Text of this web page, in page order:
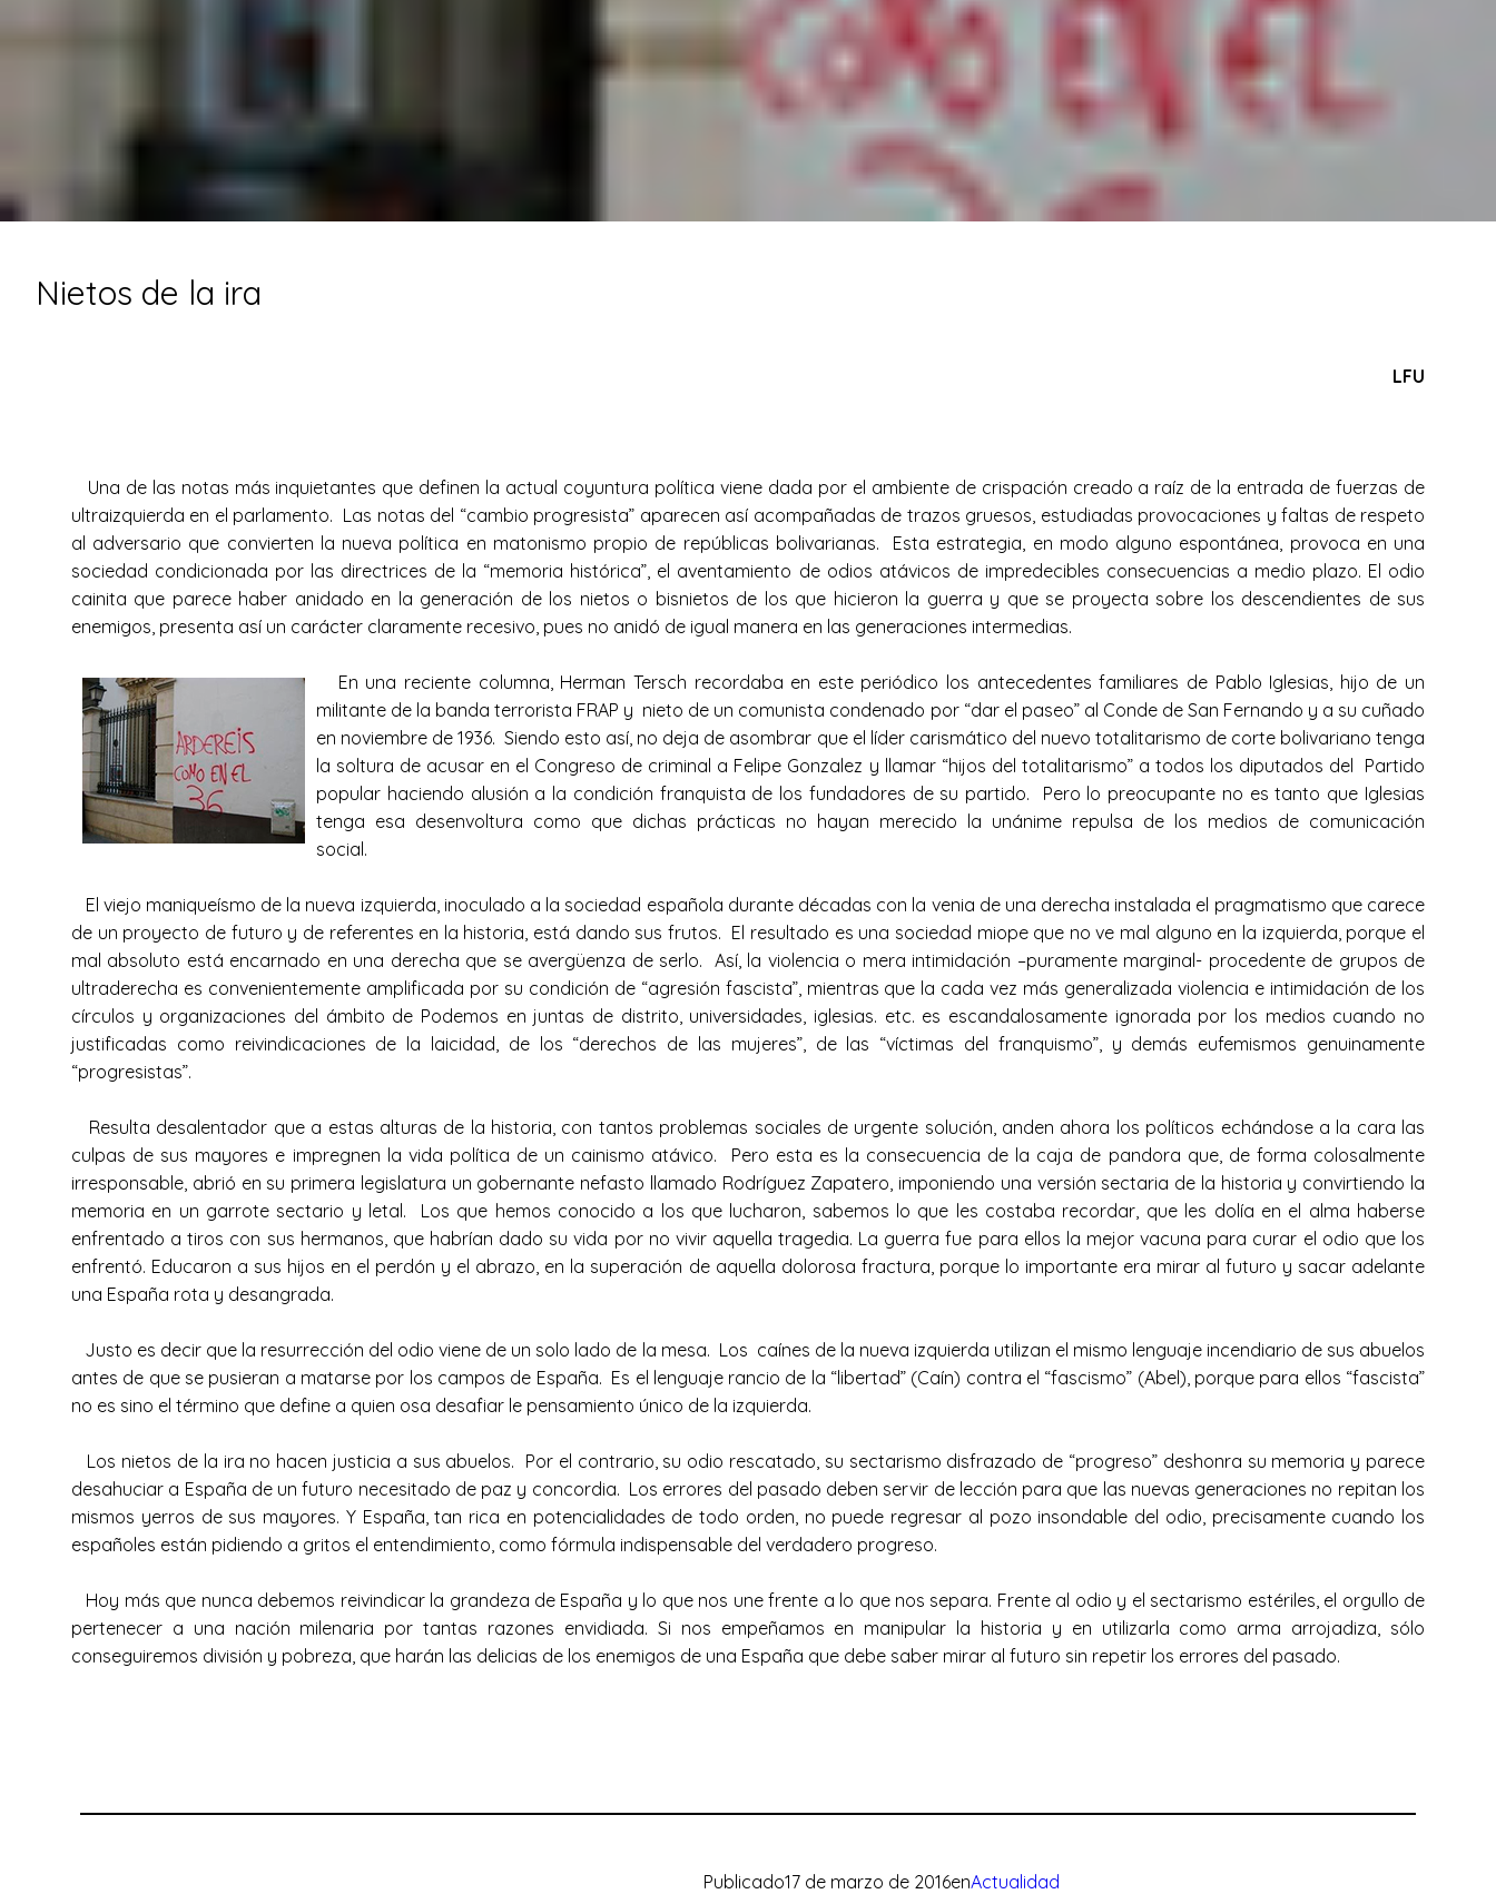
Nietos de la ira
LFU
Una de las notas más inquietantes que definen la actual coyuntura política viene dada por el ambiente de crispación creado a raíz de la entrada de fuerzas de
ultraizquierda en el parlamento. Las notas del “cambio progresista” aparecen así acompañadas de trazos gruesos, estudiadas provocaciones y faltas de respeto
al adversario que convierten la nueva política en matonismo propio de repúblicas bolivarianas. Esta estrategia, en modo alguno espontánea, provoca en una
sociedad condicionada por las directrices de la “memoria histórica”, el aventamiento de odios atávicos de impredecibles consecuencias a medio plazo. El odio
cainita que parece haber anidado en la generación de los nietos o bisnietos de los que hicieron la guerra y que se proyecta sobre los descendientes de sus
enemigos, presenta así un carácter claramente recesivo, pues no anidó de igual manera en las generaciones intermedias.
En una reciente columna, Herman Tersch recordaba en este periódico los antecedentes familiares de Pablo Iglesias, hijo de un
militante de la banda terrorista FRAP y nieto de un comunista condenado por “dar el paseo” al Conde de San Fernando y a su cuñado
en noviembre de 1936. Siendo esto así, no deja de asombrar que el líder carismático del nuevo totalitarismo de corte bolivariano tenga
la soltura de acusar en el Congreso de criminal a Felipe Gonzalez y llamar “hijos del totalitarismo” a todos los diputados del Partido
popular haciendo alusión a la condición franquista de los fundadores de su partido. Pero lo preocupante no es tanto que Iglesias
tenga esa desenvoltura como que dichas prácticas no hayan merecido la unánime repulsa de los medios de comunicación
social.
El viejo maniqueísmo de la nueva izquierda, inoculado a la sociedad española durante décadas con la venia de una derecha instalada el pragmatismo que carece
de un proyecto de futuro y de referentes en la historia, está dando sus frutos. El resultado es una sociedad miope que no ve mal alguno en la izquierda, porque el
mal absoluto está encarnado en una derecha que se avergüenza de serlo. Así, la violencia o mera intimidación –puramente marginal- procedente de grupos de
ultraderecha es convenientemente amplificada por su condición de “agresión fascista”, mientras que la cada vez más generalizada violencia e intimidación de los
círculos y organizaciones del ámbito de Podemos en juntas de distrito, universidades, iglesias. etc. es escandalosamente ignorada por los medios cuando no
justificadas como reivindicaciones de la laicidad, de los “derechos de las mujeres”, de las “víctimas del franquismo”, y demás eufemismos genuinamente
“progresistas”.
Resulta desalentador que a estas alturas de la historia, con tantos problemas sociales de urgente solución, anden ahora los políticos echándose a la cara las
culpas de sus mayores e impregnen la vida política de un cainismo atávico. Pero esta es la consecuencia de la caja de pandora que, de forma colosalmente
irresponsable, abrió en su primera legislatura un gobernante nefasto llamado Rodríguez Zapatero, imponiendo una versión sectaria de la historia y convirtiendo la
memoria en un garrote sectario y letal. Los que hemos conocido a los que lucharon, sabemos lo que les costaba recordar, que les dolía en el alma haberse
enfrentado a tiros con sus hermanos, que habrían dado su vida por no vivir aquella tragedia. La guerra fue para ellos la mejor vacuna para curar el odio que los
enfrentó. Educaron a sus hijos en el perdón y el abrazo, en la superación de aquella dolorosa fractura, porque lo importante era mirar al futuro y sacar adelante
una España rota y desangrada.
Justo es decir que la resurrección del odio viene de un solo lado de la mesa. Los caínes de la nueva izquierda utilizan el mismo lenguaje incendiario de sus abuelos
antes de que se pusieran a matarse por los campos de España. Es el lenguaje rancio de la “libertad” (Caín) contra el “fascismo” (Abel), porque para ellos “fascista”
no es sino el término que define a quien osa desafiar le pensamiento único de la izquierda.
Los nietos de la ira no hacen justicia a sus abuelos. Por el contrario, su odio rescatado, su sectarismo disfrazado de “progreso” deshonra su memoria y parece
desahuciar a España de un futuro necesitado de paz y concordia. Los errores del pasado deben servir de lección para que las nuevas generaciones no repitan los
mismos yerros de sus mayores. Y España, tan rica en potencialidades de todo orden, no puede regresar al pozo insondable del odio, precisamente cuando los
españoles están pidiendo a gritos el entendimiento, como fórmula indispensable del verdadero progreso.
Hoy más que nunca debemos reivindicar la grandeza de España y lo que nos une frente a lo que nos separa. Frente al odio y el sectarismo estériles, el orgullo de
pertenecer a una nación milenaria por tantas razones envidiada. Si nos empeñamos en manipular la historia y en utilizarla como arma arrojadiza, sólo
conseguiremos división y pobreza, que harán las delicias de los enemigos de una España que debe saber mirar al futuro sin repetir los errores del pasado.
Publicado17 de marzo de 2016enActualidad